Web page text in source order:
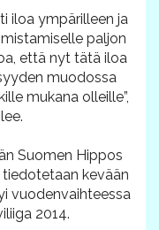
iloa ympärilleen ja
paljon
että nyt tätä iloa
muodossa
mukana olleille”,
Suomen Hippos
kevään
vuodenvaihteessa
2014.